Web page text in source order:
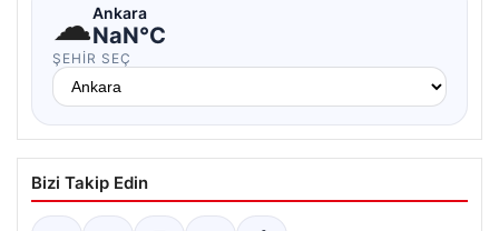
☁Ankara
NaN°C
ŞEHIR SEÇ
Bizi Takip Edin